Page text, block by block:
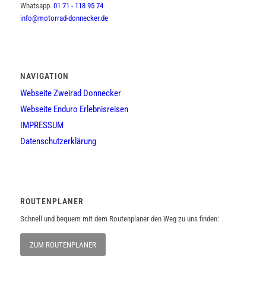
Whatsapp. 01 71 - 118 95 74
info@motorrad-donnecker.de
NAVIGATION
Webseite Zweirad Donnecker
Webseite Enduro Erlebnisreisen
IMPRESSUM
Datenschutzerklärung
ROUTENPLANER
Schnell und bequem mit dem Routenplaner den Weg zu uns finden:
ZUM ROUTENPLANER